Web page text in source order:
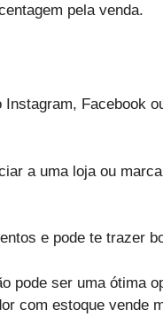
pela venda.
Instagram, Facebook
a uma loja ou
e pode te trazer
pode ser uma ótima
com estoque vende